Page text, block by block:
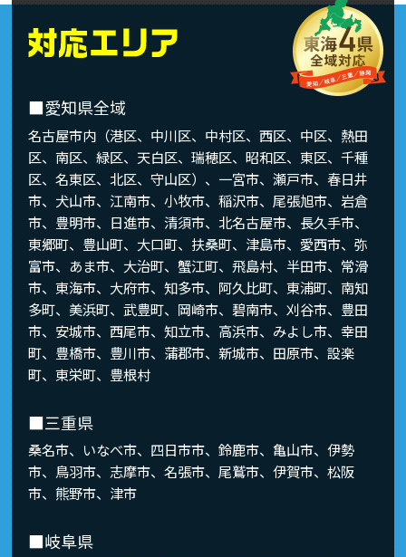
■愛知県全域
名古屋市内（港区、中川区、中村区、西区、中区、熱田
区、南区、緑区、天白区、瑞穂区、昭和区、東区、千種
区、名東区、北区、守山区）、一宮市、瀬戸市、春日井
市、犬山市、江南市、小牧市、稲沢市、尾張旭市、岩倉
市、豊明市、日進市、清須市、北名古屋市、長久手市、
東郷町、豊山町、大口町、扶桑町、津島市、愛西市、弥
富市、あま市、大治町、蟹江町、飛島村、半田市、常滑
市、東海市、大府市、知多市、阿久比町、東浦町、南知
多町、美浜町、武豊町、岡崎市、碧南市、刈谷市、豊田
市、安城市、西尾市、知立市、高浜市、みよし市、幸田
町、豊橋市、豊川市、蒲郡市、新城市、田原市、設楽
町、東栄町、豊根村
■三重県
桑名市、いなべ市、四日市市、鈴鹿市、亀山市、伊勢
市、鳥羽市、志摩市、名張市、尾鷲市、伊賀市、松阪
市、熊野市、津市
■岐阜県